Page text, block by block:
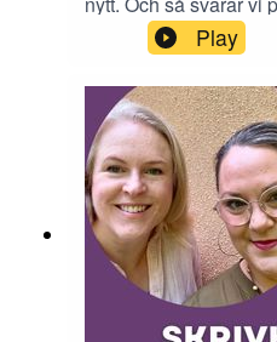
ska man behöva
fungerar den
var det hemliga
Malins bok?
Play